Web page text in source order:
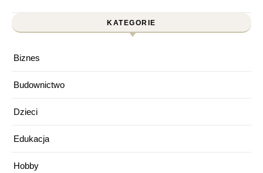
KATEGORIE
Biznes
Budownictwo
Dzieci
Edukacja
Hobby